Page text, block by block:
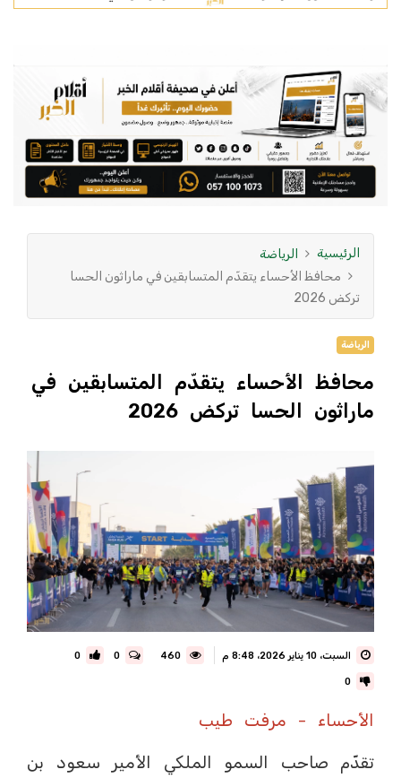
الرئيسية
الرياضة
محافظ الأحساء يتقدّم المتسابقين في ماراثون الحسا
تركض 2026
الرياضة
محافظ الأحساء يتقدّم المتسابقين في
ماراثون الحسا تركض 2026
السبت، 10 يناير 2026، 8:48 م 0
0
0
الأحساء - مرفت طيب
تقدّم صاحب السمو الملكي الأمير سعود بن